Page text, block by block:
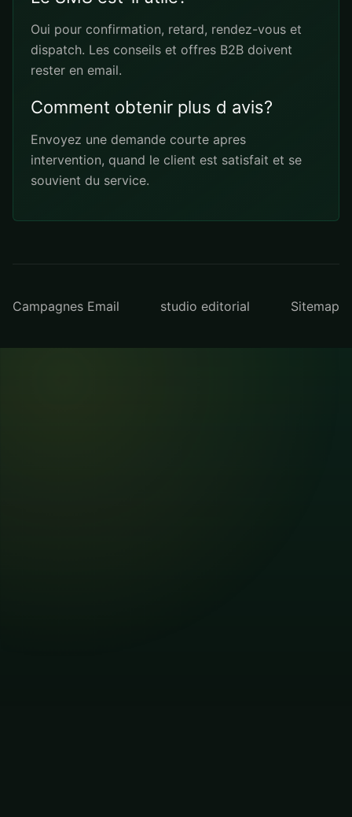
Oui pour confirmation, retard, rendez-vous et
dispatch. Les conseils et offres B2B doivent
rester en email.
Comment obtenir plus d avis?
Envoyez une demande courte apres
intervention, quand le client est satisfait et se
souvient du service.
Campagnes Email studio editorial Sitemap